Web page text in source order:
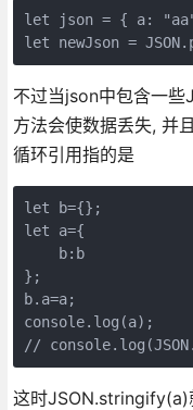
let json = { a:
let newJson =
不过当json中包含一些
方法会使数据丢失, 并
循环引用指的是
let b={};
let a={
    b:b
};
b.a=a;
console.log(a);
//
这时JSON.stringify(a)